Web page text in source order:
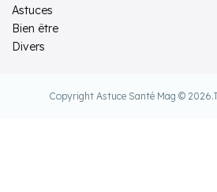
Astuces
Bien être
Divers
Copyright Astuce Santé Mag © 2026.